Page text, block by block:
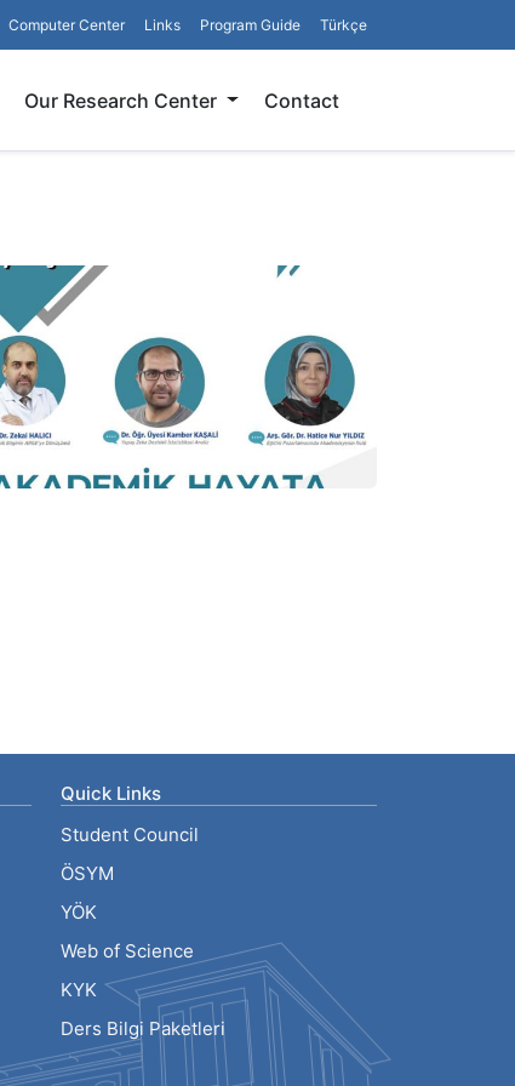
Computer Center Links Program Guide Türkçe
Our Research Center Contact
Quick Links
Student Council
ÖSYM
YÖK
Web of Science
KYK
Ders Bilgi Paketleri